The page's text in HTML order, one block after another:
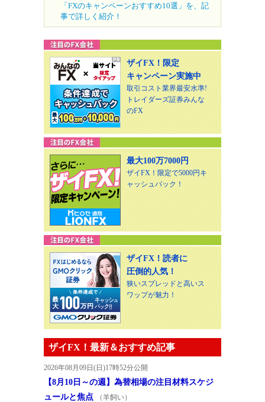
「FXのキャンペーンおすすめ10選」を、記
事で詳しく紹介！
ザイFX！限定
キャンペーン実施中
取引コスト業界最安水準!
トレイダーズ証券みんな
のFX
最大100万7000円
ザイFX！限定で5000円キ
ャッシュバック！
ザイFX！読者に
圧倒的人気！
狭いスプレッドと高いス
ワップが魅力！
ザイFX！最新＆おすすめ記事
2026年08月09日(日)17時52分公開
【8月10日～の週】為替相場の注目材料スケジ
ュールと焦点
（羊飼い）